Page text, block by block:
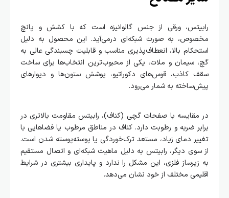
رابیتس، ورقی از جنس گالوانیزه است که با کشش و پانچ
مخصوص، به صورت شبکه‌ای درمی‌آید. این محصول به دلیل
استحکام بالا، انعطاف‌پذیری مناسب و قابلیت چسبندگی عالی به
گچ، سیمان و ملات، یکی از محبوب‌ترین انتخاب‌ها برای ساخت
سقف کاذب، قوس‌های دکوراتیو، پوشش ستون‌ها و دیوارهای
پیش‌ساخته به شمار می‌رود.
در مقایسه با صفحات گچی (کناف)، رابیتس مقاومت بالاتری در
برابر ضربه و رطوبت دارد. کناف در مناطق مرطوب یا فضاهایی با
تغییر دمای زیاد، مستعد ترک‌خوردگی یا پوسته‌پوسته شدن است.
از سوی دیگر، رابیتس به دلیل ماهیت شبکه‌ای و اتصال مستقیم
به زیرساز فلزی، این مشکل را ندارد و پایداری بیشتری در شرایط
اقلیمی مختلف از خود نشان می‌دهد.